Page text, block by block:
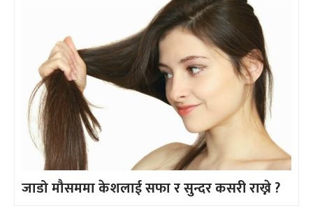
जाडो मौसममा केशलाई सफा र सुन्दर कसरी राख्ने ?